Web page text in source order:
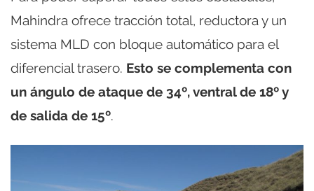
Mahindra ofrece tracción total, reductora y un
sistema MLD con bloque automático para el
diferencial trasero. Esto se complementa con
un ángulo de ataque de 34º, ventral de 18º y
de salida de 15º.